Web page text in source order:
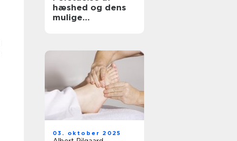
hæshed og dens
mulige
03. oktober 2025